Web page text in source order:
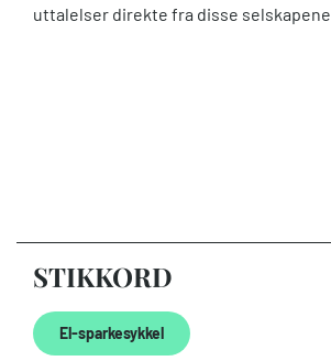
uttalelser direkte fra disse selskapene.
STIKKORD
El-sparkesykkel